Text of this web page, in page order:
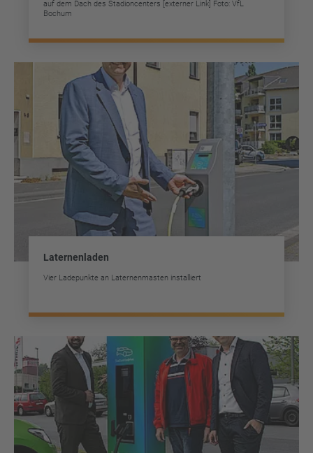
auf dem Dach des Stadioncenters [externer Link] Foto: VfL
Bochum
Laternenladen
Vier Ladepunkte an Laternenmasten installiert